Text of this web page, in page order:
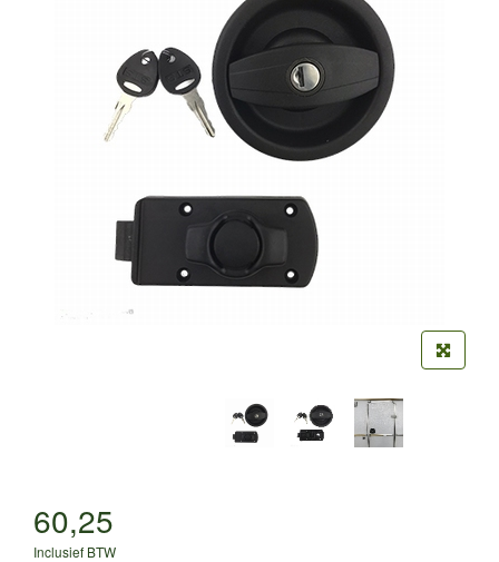
60,25
Inclusief BTW